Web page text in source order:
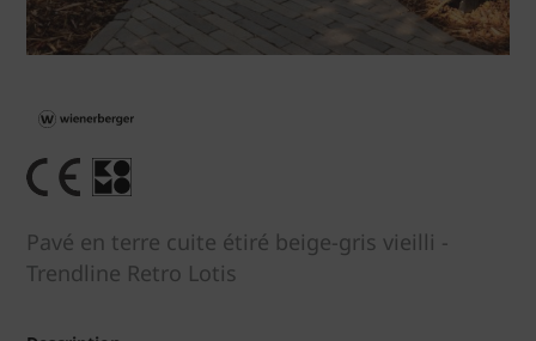
Pavé en terre cuite étiré beige-gris vieilli -
Trendline Retro Lotis